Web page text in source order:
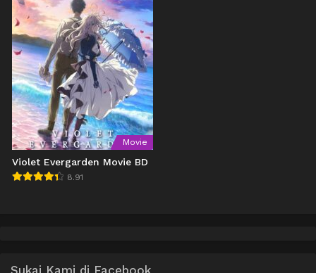
Movie
Violet Evergarden Movie BD
8.91
Sukai Kami di Facebook